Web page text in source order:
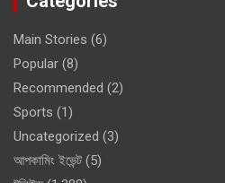
Main Stories (6)
Popular (8)
Recommended (2)
Sports (1)
Uncategorized (3)
আপকামিং ইভেন্ট (5)